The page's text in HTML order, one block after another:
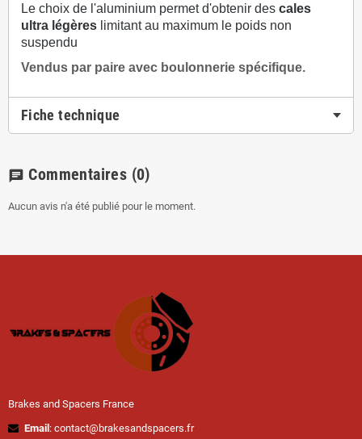
Le choix de l'aluminium permet d'obtenir des cales
ultra légères limitant au maximum le poids non
suspendu
Vendus par paire avec boulonnerie spécifique.
Fiche technique
chat Commentaires (0)
Aucun avis n'a été publié pour le moment.
Brakes and Spacers France
Email : contact@brakesandspacers.fr